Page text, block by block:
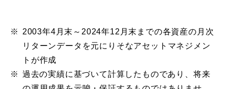
※ 2003年4月末～2024年12月末までの各資産の月次
リターンデータを元にりそなアセットマネジメン
トが作成
※ 過去の実績に基づいて計算したものであり、将来